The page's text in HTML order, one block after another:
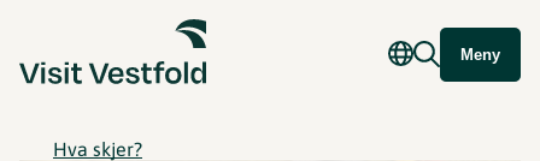
Meny
Hva skjer?